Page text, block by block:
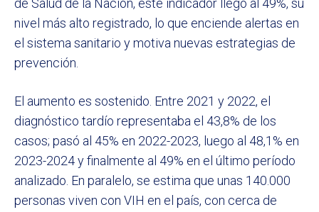
de Salud de la Nación, este indicador llegó al 49%, su
nivel más alto registrado, lo que enciende alertas en
el sistema sanitario y motiva nuevas estrategias de
prevención.
El aumento es sostenido. Entre 2021 y 2022, el
diagnóstico tardío representaba el 43,8% de los
casos; pasó al 45% en 2022-2023, luego al 48,1% en
2023-2024 y finalmente al 49% en el último período
analizado. En paralelo, se estima que unas 140.000
personas viven con VIH en el país, con cerca de